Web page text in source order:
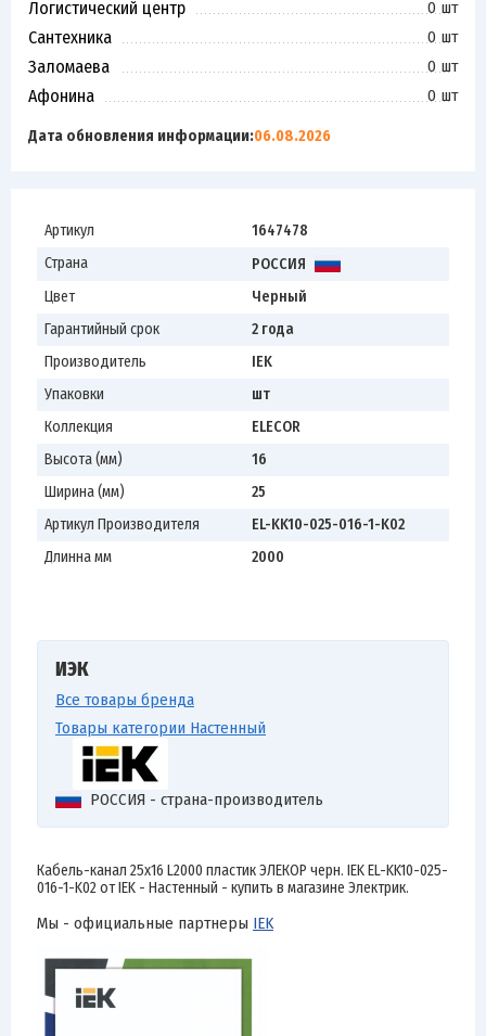
Логистический центр 0 шт
Сантехника 0 шт
Заломаева 0 шт
Афонина 0 шт
Дата обновления информации:06.08.2026
Артикул
1647478
Страна
РОССИЯ
Цвет
Черный
Гарантийный срок
2 года
Производитель
IEK
Упаковки
шт
Коллекция
ELECOR
Высота (мм)
16
Ширина (мм)
25
Артикул Производителя
EL-KK10-025-016-1-K02
Длинна мм
2000
ИЭК
Все товары бренда
Товары категории Настенный
РОССИЯ - страна-производитель
Кабель-канал 25х16 L2000 пластик ЭЛЕКОР черн. IEK EL-KK10-025-
016-1-K02 от IEK - Настенный - купить в магазине Электрик.
Мы - официальные партнеры IEK